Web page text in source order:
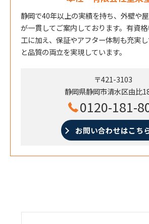
静岡で40年以上の実績を持ち、外壁や
が一貫してご案内しております。有資
工に加え、保証やアフター体制も充実
と品質の両立を実現しています。
〒421-3103
静岡県静岡市清水区由比
0120-181-
お問い合わせはこち